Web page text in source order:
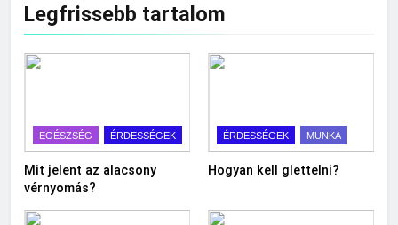
Legfrissebb tartalom
EGÉSZSÉG ÉRDESSÉGEK
Mit jelent az alacsony
vérnyomás?
ÉRDESSÉGEK MUNKA
Hogyan kell glettelni?